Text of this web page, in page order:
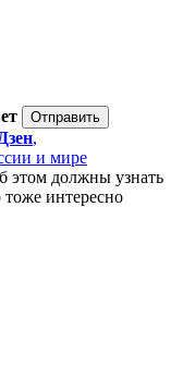
,
и мире
этом должны узнать
интересно